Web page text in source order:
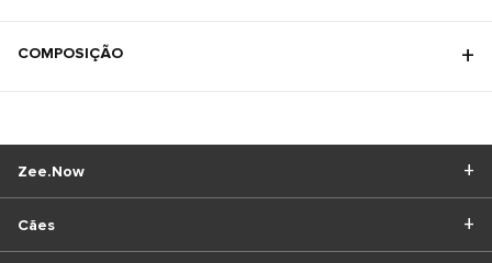
COMPOSIÇÃO
Cães
Zee.Now